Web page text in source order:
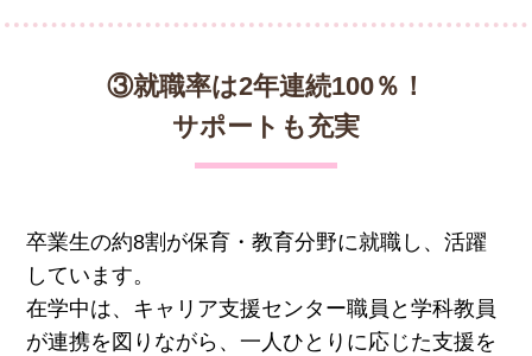
③就職率は2年連続100％！
サポートも充実
卒業生の約8割が保育・教育分野に就職し、活躍
しています。
在学中は、キャリア支援センター職員と学科教員
が連携を図りながら、一人ひとりに応じた支援を